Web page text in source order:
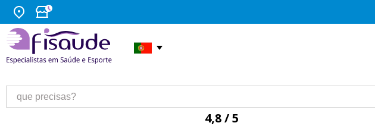
4,8 / 5